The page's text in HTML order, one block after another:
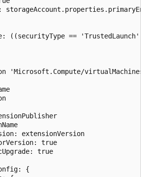
((securityType ==
'Microsoft.Compute/
extensionVersion
true
true
{